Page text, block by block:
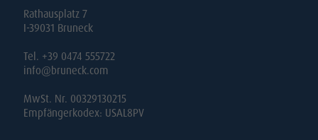
Rathausplatz 7
I-39031 Bruneck
Tel. +39 0474 555722
info@bruneck.com
MwSt. Nr. 00329130215
Empfängerkodex: USAL8PV